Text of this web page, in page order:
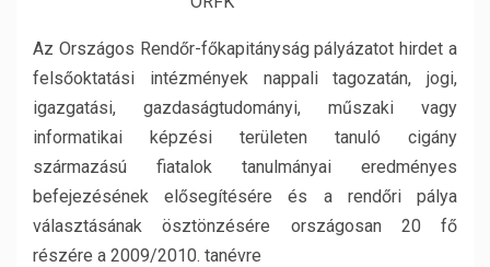
Az Országos Rendőr-főkapitányság pályázatot hirdet a
felsőoktatási intézmények nappali tagozatán, jogi,
igazgatási, gazdaságtudományi, műszaki vagy
informatikai képzési területen tanuló cigány
származású fiatalok tanulmányai eredményes
befejezésének elősegítésére és a rendőri pálya
választásának ösztönzésére országosan 20 fő
részére a 2009/2010. tanévre